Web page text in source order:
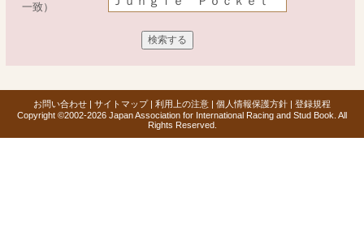
一致）
お問い合わせ | サイトマップ| 利用上の注意 | 個人情報保護方針 | 登録規程
Copyright ©2002-2026 Japan Association for International Racing and Stud Book. All
Rights Reserved.